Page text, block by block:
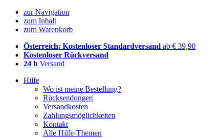
zur Navigation
zum Inhalt
zum Warenkorb
Österreich: Kostenloser Standardversand ab € 39,90
Kostenloser Rückversand
24 h Versand
Hilfe
Wo ist meine Bestellung?
Rücksendungen
Versandkosten
Zahlungsmöglichkeiten
Kontakt
Alle Hilfe-Themen